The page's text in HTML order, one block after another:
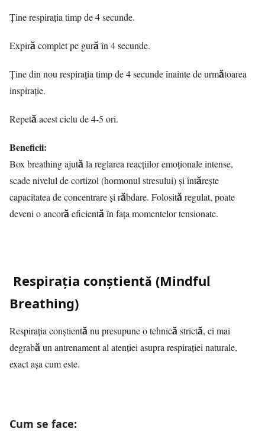
Ține respirația timp de 4 secunde.
Expiră complet pe gură în 4 secunde.
Ține din nou respirația timp de 4 secunde înainte de următoarea
inspirație.
Repetă acest ciclu de 4-5 ori.
Beneficii:
Box breathing ajută la reglarea reacțiilor emoționale intense,
scade nivelul de cortizol (hormonul stresului) și întărește
capacitatea de concentrare și răbdare. Folosită regulat, poate
deveni o ancoră eficientă în fața momentelor tensionate.
Respirația conștientă (Mindful
Breathing)
Respirația conștientă nu presupune o tehnică strictă, ci mai
degrabă un antrenament al atenției asupra respirației naturale,
exact așa cum este.
Cum se face: